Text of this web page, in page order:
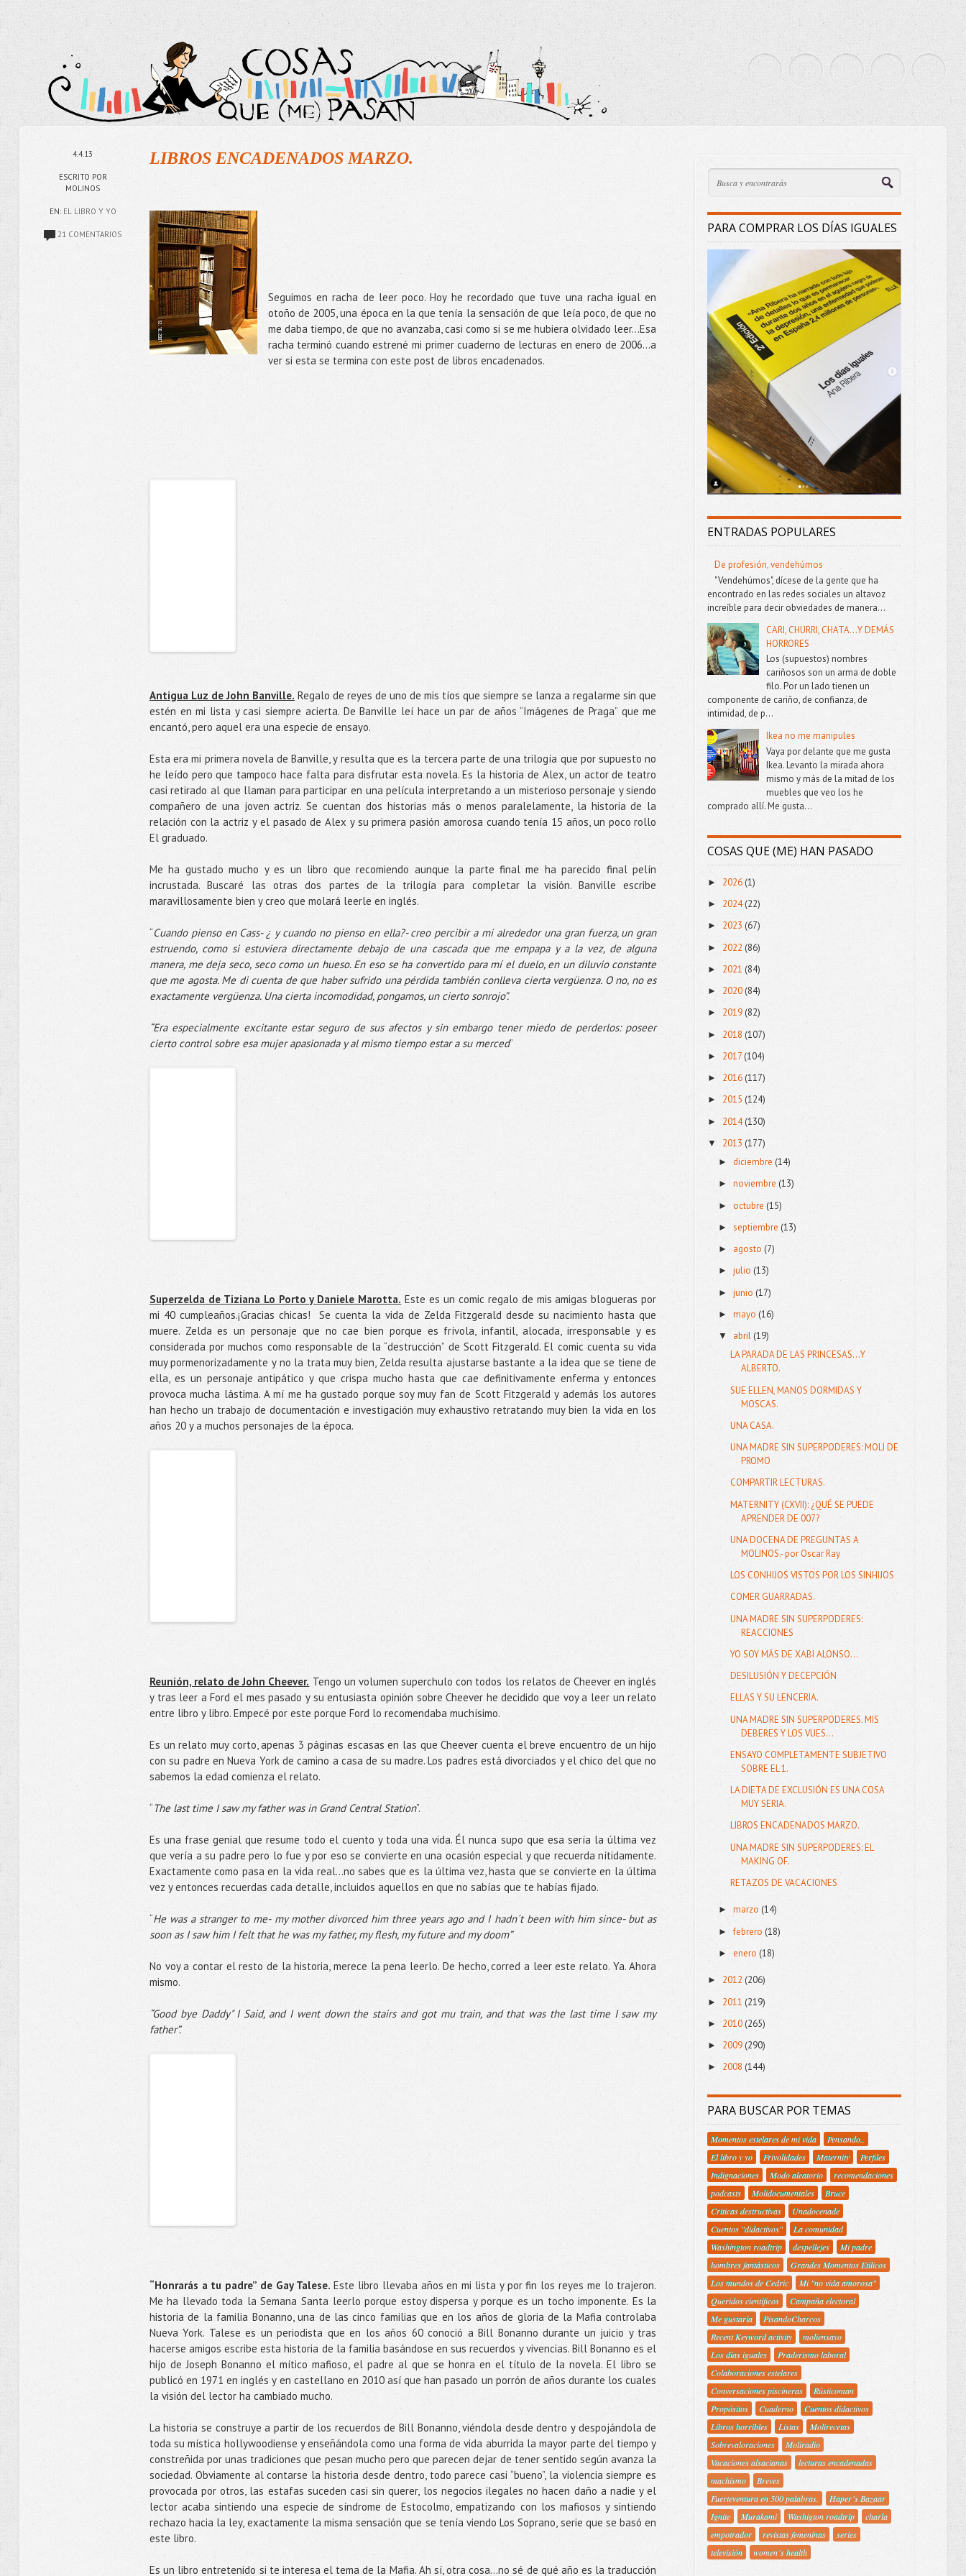
4.4.13
ESCRITO POR
MOLINOS
EN: EL LIBRO Y YO
21 COMENTARIOS
LIBROS ENCADENADOS MARZO.
Seguimos en racha de leer poco. Hoy he recordado que tuve una racha igual en
otoño de 2005, una época en la que tenía la sensación de que leía poco, de que no
me daba tiempo, de que no avanzaba, casi como si se me hubiera olvidado leer…Esa
racha terminó cuando estrené mi primer cuaderno de lecturas en enero de 2006…a
ver si esta se termina con este post de libros encadenados.
Antigua Luz de John Banville. Regalo de reyes de uno de mis tíos que siempre se lanza a regalarme sin que
estén en mi lista y casi siempre acierta. De Banville leí hace un par de años “Imágenes de Praga” que me
encantó, pero aquel era una especie de ensayo.
Esta era mi primera novela de Banville, y resulta que es la tercera parte de una trilogía que por supuesto no
he leído pero que tampoco hace falta para disfrutar esta novela. Es la historia de Alex, un actor de teatro
casi retirado al que llaman para participar en una película interpretando a un misterioso personaje y siendo
compañero de una joven actriz. Se cuentan dos historias más o menos paralelamente, la historia de la
relación con la actriz y el pasado de Alex y su primera pasión amorosa cuando tenía 15 años, un poco rollo
El graduado.
Me ha gustado mucho y es un libro que recomiendo aunque la parte final me ha parecido final pelín
incrustada. Buscaré las otras dos partes de la trilogía para completar la visión. Banville escribe
maravillosamente bien y creo que molará leerle en inglés.
“Cuando pienso en Cass- ¿ y cuando no pienso en ella?- creo percibir a mi alrededor una gran fuerza, un gran
estruendo, como si estuviera directamente debajo de una cascada que me empapa y a la vez, de alguna
manera, me deja seco, seco como un hueso. En eso se ha convertido para mí el duelo, en un diluvio constante
que me agosta. Me di cuenta de que haber sufrido una pérdida también conlleva cierta vergüenza. O no, no es
exactamente vergüenza. Una cierta incomodidad, pongamos, un cierto sonrojo”.
“Era especialmente excitante estar seguro de sus afectos y sin embargo tener miedo de perderlos: poseer
cierto control sobre esa mujer apasionada y al mismo tiempo estar a su merced”
Superzelda de Tiziana Lo Porto y Daniele Marotta. Este es un comic regalo de mis amigas blogueras por
mi 40 cumpleaños.¡Gracias chicas! Se cuenta la vida de Zelda Fitzgerald desde su nacimiento hasta que
muere. Zelda es un personaje que no cae bien porque es frívola, infantil, alocada, irresponsable y es
considerada por muchos como responsable de la “destrucción” de Scott Fitzgerald. El comic cuenta su vida
muy pormenorizadamente y no la trata muy bien, Zelda resulta ajustarse bastante a la idea que se tiene de
ella, es un personaje antipático y que crispa mucho hasta que cae definitivamente enferma y entonces
provoca mucha lástima. A mí me ha gustado porque soy muy fan de Scott Fitzgerald y además los autores
han hecho un trabajo de documentación e investigación muy exhaustivo retratando muy bien la vida en los
años 20 y a muchos personajes de la época.
Reunión, relato de John Cheever. Tengo un volumen superchulo con todos los relatos de Cheever en inglés
y tras leer a Ford el mes pasado y su entusiasta opinión sobre Cheever he decidido que voy a leer un relato
entre libro y libro. Empecé por este porque Ford lo recomendaba muchísimo.
Es un relato muy corto, apenas 3 páginas escasas en las que Cheever cuenta el breve encuentro de un hijo
con su padre en Nueva York de camino a casa de su madre. Los padres está divorciados y el chico del que no
sabemos la edad comienza el relato.
“The last time I saw my father was in Grand Central Station”.
Es una frase genial que resume todo el cuento y toda una vida. Él nunca supo que esa sería la última vez
que vería a su padre pero lo fue y por eso se convierte en una ocasión especial y que recuerda nítidamente.
Exactamente como pasa en la vida real...no sabes que es la última vez, hasta que se convierte en la última
vez y entonces recuerdas cada detalle, incluidos aquellos en que no sabías que te habías fijado.
“He was a stranger to me- my mother divorced him three years ago and I hadn´t been with him since- but as
soon as I saw him I felt that he was my father, my flesh, my future and my doom”
No voy a contar el resto de la historia, merece la pena leerlo. De hecho, corred a leer este relato. Ya. Ahora
mismo.
“Good bye Daddy" I Said, and I went down the stairs and got mu train, and that was the last time I saw my
father”.
“Honrarás a tu padre” de Gay Talese. Este libro llevaba años en mi lista y por fin los reyes me lo trajeron.
Me ha llevado toda la Semana Santa leerlo porque estoy dispersa y porque es un tocho imponente. Es la
historia de la familia Bonanno, una de las cinco familias que en los años de gloria de la Mafia controlaba
Nueva York. Talese es un periodista que en los años 60 conoció a Bill Bonanno durante un juicio y tras
hacerse amigos escribe esta historia de la familia basándose en sus recuerdos y vivencias. Bill Bonanno es el
hijo de Joseph Bonanno el mítico mafioso, el padre al que se honra en el título de la novela. El libro se
publicó en 1971 en inglés y en castellano en 2010 así que han pasado un porrón de años durante los cuales
la visión del lector ha cambiado mucho.
La historia se construye a partir de los recuerdos de Bill Bonanno, viéndola desde dentro y despojándola de
toda su mística hollywoodiense y enseñándola como una forma de vida aburrida la mayor parte del tiempo y
constreñida por unas tradiciones que pesan mucho pero que parecen dejar de tener sentido según avanza la
sociedad. Obviamente al contarse la historia desde dentro, todo parece casi “bueno”, la violencia siempre es
provocada por otros, las estafas suceden casi sin querer, los negocios ilegales no hacen daño a nadie y el
lector acaba sintiendo una especie de síndrome de Estocolmo, empatizando con los mafiosos y sintiendo
rechazo hacia la ley, exactamente la misma sensación que se tenía viendo Los Soprano, serie que se basó en
este libro.
Es un libro entretenido si te interesa el tema de la Mafia. Ah sí, otra cosa...no sé de qué año es la traducción
PARA COMPRAR LOS DÍAS IGUALES
ENTRADAS POPULARES
De profesión, vendehúmos
"Vendehúmos", dícese de la gente que ha
encontrado en las redes sociales un altavoz
increíble para decir obviedades de manera...
CARI, CHURRI, CHATA...Y DEMÁS
HORRORES
Los (supuestos) nombres
cariñosos son un arma de doble
filo. Por un lado tienen un
componente de cariño, de confianza, de
intimidad, de p...
Ikea no me manipules
Vaya por delante que me gusta
Ikea. Levanto la mirada ahora
mismo y más de la mitad de los
muebles que veo los he
comprado allí. Me gusta...
COSAS QUE (ME) HAN PASADO
► 2026 (1)
► 2024(22)
► 2023 (67)
► 2022 (86)
► 2021 (84)
► 2020(84)
► 2019(82)
► 2018 (107)
► 2017 (104)
► 2016(117)
► 2015 (124)
► 2014(130)
▼ 2013 (177)
►diciembre (14)
►noviembre (13)
►octubre (15)
► septiembre (13)
► agosto(7)
►julio(13)
►junio (17)
►mayo(16)
▼ abril (19)
LA PARADA DE LAS PRINCESAS...Y
ALBERTO.
SUE ELLEN, MANOS DORMIDAS Y
MOSCAS.
UNA CASA.
UNA MADRE SIN SUPERPODERES: MOLI DE
PROMO
COMPARTIR LECTURAS.
MATERNITY (CXVII): ¿QUÉ SE PUEDE
APRENDER DE 007?
UNA DOCENA DE PREGUNTAS A
MOLINOS.- por Oscar Ray
LOS CONHIJOS VISTOS POR LOS SINHIJOS
COMER GUARRADAS.
UNA MADRE SIN SUPERPODERES:
REACCIONES
YO SOY MÁS DE XABI ALONSO...
DESILUSIÓN Y DECEPCIÓN
ELLAS Y SU LENCERIA.
UNA MADRE SIN SUPERPODERES. MIS
DEBERES Y LOS VUES...
ENSAYO COMPLETAMENTE SUBJETIVO
SOBRE EL 1.
LA DIETA DE EXCLUSIÓN ES UNA COSA
MUY SERIA.
LIBROS ENCADENADOS MARZO.
UNA MADRE SIN SUPERPODERES: EL
MAKING OF.
RETAZOS DE VACACIONES
►marzo(14)
►febrero(18)
►enero(18)
► 2012 (206)
► 2011 (219)
► 2010 (265)
► 2009 (290)
► 2008 (144)
PARA BUSCAR POR TEMAS
Momentos estelares de mi vida
Pensando..
El libro y yo
Frivolidades Maternity
Perfiles
Indignaciones
Modo aleatorio
recomendaciones
podcasts
Molidocumentales
Bruce
Criticas destructivas
Unadocenade
Cuentos "didactivos"
La comunidad
Washington roadtrip
despellejes
Mi padre
hombres fantásticos
Grandes Momentos Etílicos
Los mundos de Cedric
Mi "no vida amorosa"
Queridos científicos
Campaña electoral
Me gustaría
PisandoCharcos
Recent Keyword activity
moliensayo
Los días iguales
Praderismo laboral
Colaboraciones estelares
Conversaciones piscineras
Rústicoman
Propósitos
Cuaderno
Cuentos didactivos
Libros horribles
Listas
Molirecetas
Sobrevaloraciones
Moliradio
Vacaciones alsacianas
lecturas encadenadas
machismo
Breves
Fuerteventura en 500 palabras.
Haper´s Bazaar
Ignite
Murakami Washigton roadtrip
charla
empotrador
revistas femeninas
series
televisión
women´s health